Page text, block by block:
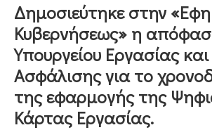
ΠΡΟΓΡΑΜΜΑΤΑ
ΕΠΙΜΕΛΗΤΗΡΙΟΥ
ΣΥΜΜΕΤΟΧΗ
ΣΕ
ΕΤΑΙΡΕΙΕΣ
Δημοσιεύτηκε στην
Κυβερνήσεως» η
Υπουργείου Εργασίας
Ασφάλισης για το
της εφαρμογής της
Κάρτας Εργασίας.